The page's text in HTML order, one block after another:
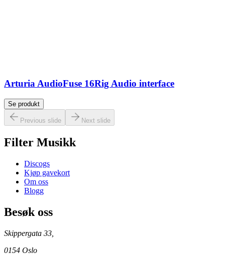
Arturia AudioFuse 16Rig Audio interface
Se produkt
Previous slide Next slide
Filter Musikk
Discogs
Kjøp gavekort
Om oss
Blogg
Besøk oss
Skippergata 33,
0154 Oslo